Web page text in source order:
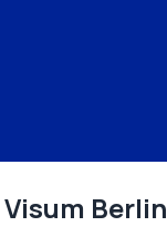
Berlin